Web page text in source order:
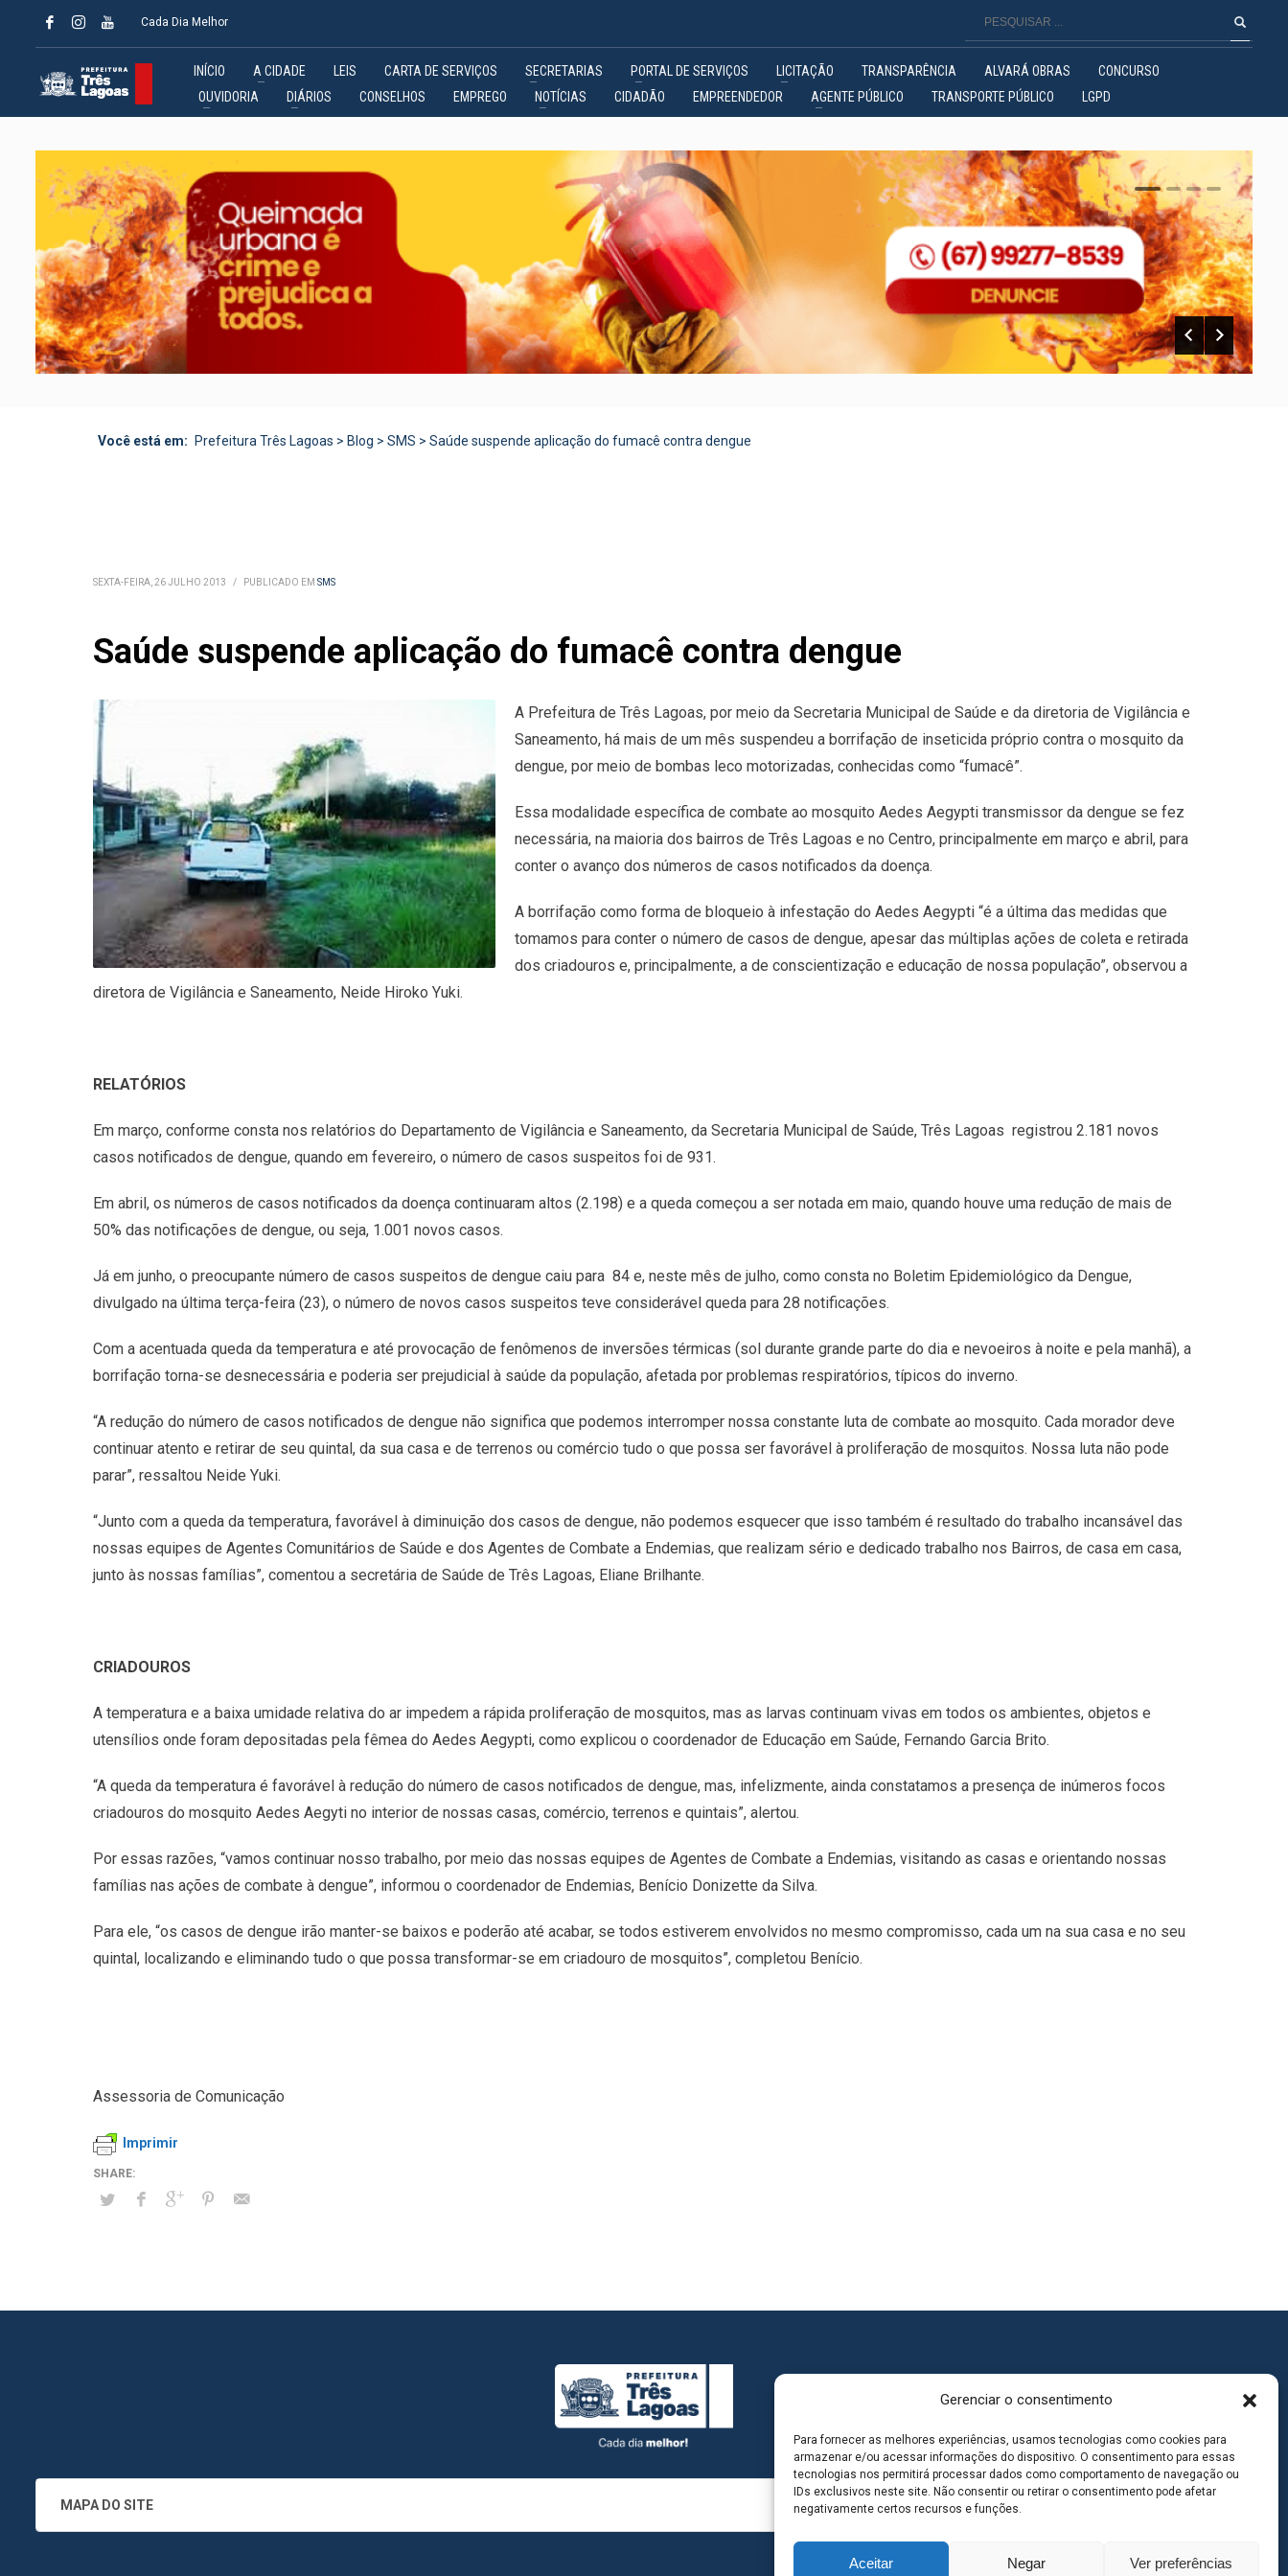
Gerenciar o consentimento
Para fornecer as melhores experiências, usamos tecnologias como cookies para
armazenar e/ou acessar informações do dispositivo. O consentimento para essas
tecnologias nos permitirá processar dados como comportamento de navegação ou
IDs exclusivos neste site. Não consentir ou retirar o consentimento pode afetar
negativamente certos recursos e funções.
Aceitar Negar Ver preferências
Cada Dia Melhor
INÍCIO A CIDADE LEIS CARTA DE SERVIÇOS SECRETARIAS PORTAL DE SERVIÇOS LICITAÇÃO TRANSPARÊNCIA ALVARÁ OBRAS
CONCURSO
OUVIDORIA
DIÁRIOS CONSELHOS EMPREGO NOTÍCIAS CIDADÃO EMPREENDEDOR AGENTE PÚBLICO TRANSPORTE PÚBLICO LGPD
0 1 2
Você está em: Prefeitura Três Lagoas > Blog > SMS > Saúde suspende aplicação do fumacê contra dengue
SEXTA-FEIRA, 26 JULHO 2013 / PUBLICADO EM SMS
Saúde suspende aplicação do fumacê contra dengue
A Prefeitura de Três Lagoas, por meio da Secretaria Municipal de Saúde e da diretoria de Vigilância e
Saneamento, há mais de um mês suspendeu a borrifação de inseticida próprio contra o mosquito da
dengue, por meio de bombas leco motorizadas, conhecidas como “fumacê”.
Essa modalidade específica de combate ao mosquito Aedes Aegypti transmissor da dengue se fez
necessária, na maioria dos bairros de Três Lagoas e no Centro, principalmente em março e abril, para
conter o avanço dos números de casos notificados da doença.
A borrifação como forma de bloqueio à infestação do Aedes Aegypti “é a última das medidas que
tomamos para conter o número de casos de dengue, apesar das múltiplas ações de coleta e retirada
dos criadouros e, principalmente, a de conscientização e educação de nossa população”, observou a
diretora de Vigilância e Saneamento, Neide Hiroko Yuki.
RELATÓRIOS
Em março, conforme consta nos relatórios do Departamento de Vigilância e Saneamento, da Secretaria Municipal de Saúde, Três Lagoas registrou 2.181 novos
casos notificados de dengue, quando em fevereiro, o número de casos suspeitos foi de 931.
Em abril, os números de casos notificados da doença continuaram altos (2.198) e a queda começou a ser notada em maio, quando houve uma redução de mais de
50% das notificações de dengue, ou seja, 1.001 novos casos.
Já em junho, o preocupante número de casos suspeitos de dengue caiu para 84 e, neste mês de julho, como consta no Boletim Epidemiológico da Dengue,
divulgado na última terça-feira (23), o número de novos casos suspeitos teve considerável queda para 28 notificações.
Com a acentuada queda da temperatura e até provocação de fenômenos de inversões térmicas (sol durante grande parte do dia e nevoeiros à noite e pela manhã), a
borrifação torna-se desnecessária e poderia ser prejudicial à saúde da população, afetada por problemas respiratórios, típicos do inverno.
“A redução do número de casos notificados de dengue não significa que podemos interromper nossa constante luta de combate ao mosquito. Cada morador deve
continuar atento e retirar de seu quintal, da sua casa e de terrenos ou comércio tudo o que possa ser favorável à proliferação de mosquitos. Nossa luta não pode
parar”, ressaltou Neide Yuki.
“Junto com a queda da temperatura, favorável à diminuição dos casos de dengue, não podemos esquecer que isso também é resultado do trabalho incansável das
nossas equipes de Agentes Comunitários de Saúde e dos Agentes de Combate a Endemias, que realizam sério e dedicado trabalho nos Bairros, de casa em casa,
junto às nossas famílias”, comentou a secretária de Saúde de Três Lagoas, Eliane Brilhante.
CRIADOUROS
A temperatura e a baixa umidade relativa do ar impedem a rápida proliferação de mosquitos, mas as larvas continuam vivas em todos os ambientes, objetos e
utensílios onde foram depositadas pela fêmea do Aedes Aegypti, como explicou o coordenador de Educação em Saúde, Fernando Garcia Brito.
“A queda da temperatura é favorável à redução do número de casos notificados de dengue, mas, infelizmente, ainda constatamos a presença de inúmeros focos
criadouros do mosquito Aedes Aegyti no interior de nossas casas, comércio, terrenos e quintais”, alertou.
Por essas razões, “vamos continuar nosso trabalho, por meio das nossas equipes de Agentes de Combate a Endemias, visitando as casas e orientando nossas
famílias nas ações de combate à dengue”, informou o coordenador de Endemias, Benício Donizette da Silva.
Para ele, “os casos de dengue irão manter-se baixos e poderão até acabar, se todos estiverem envolvidos no mesmo compromisso, cada um na sua casa e no seu
quintal, localizando e eliminando tudo o que possa transformar-se em criadouro de mosquitos”, completou Benício.
Assessoria de Comunicação
Imprimir
MAPA DO SITE